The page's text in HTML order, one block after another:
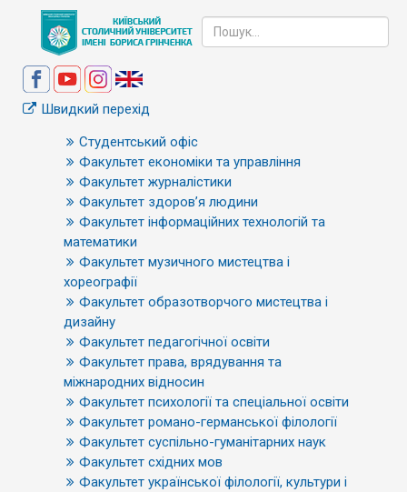
Швидкий перехід
Студентський офіс
Факультет економіки та управління
Факультет журналістики
Факультет здоров’я людини
Факультет інформаційних технологій та
математики
Факультет музичного мистецтва і
хореографії
Факультет образотворчого мистецтва і
дизайну
Факультет педагогічної освіти
Факультет права, врядування та
міжнародних відносин
Факультет психології та спеціальної освіти
Факультет романо-германської філології
Факультет суспільно-гуманітарних наук
Факультет східних мов
Факультет української філології, культури і